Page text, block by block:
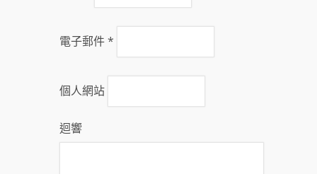
電子郵件*
個人網站
迴響